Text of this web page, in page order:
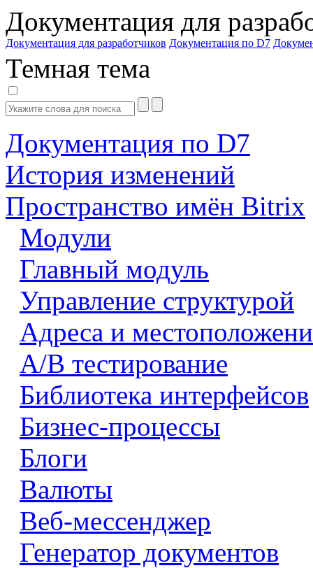
Документация для
Документация для разработчиков Документация по D7
Темная тема
Документация по D7
История изменений
Пространство имён Bitrix
Модули
Главный модуль
Управление структурой
Адреса и
А/В тестирование
Библиотека интерфейсов
Бизнес-процессы
Блоги
Валюты
Веб-мессенджер
Генератор документов